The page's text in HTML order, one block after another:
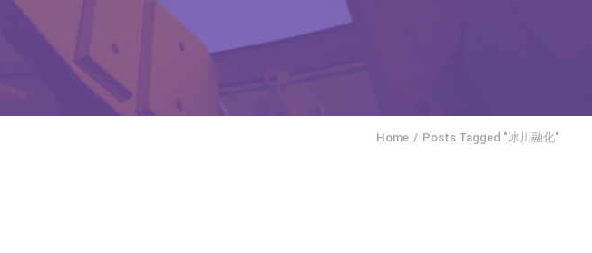
Home Posts Tagged "冰川融化"